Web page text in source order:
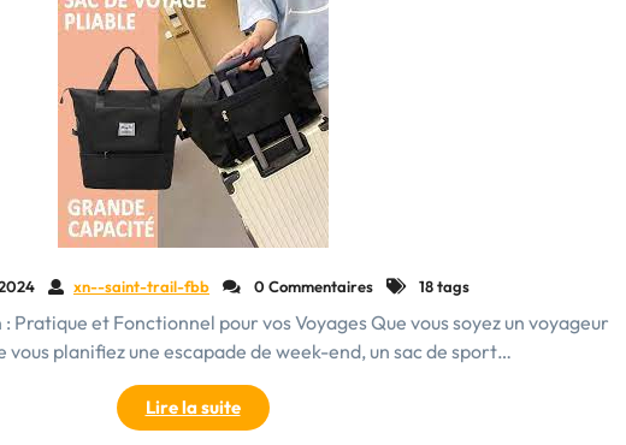
:
Préparez-
vous
pour
Voyage
Sans
Stress"
xn--saint-trail-fbb 0 Commentaires 18 tags
Pratique et Fonctionnel pour vos Voyages Que vous soyez un voyageur
vous planifiez une escapade de week-end, un sac de sport…
Lire la suite"Le
Sac